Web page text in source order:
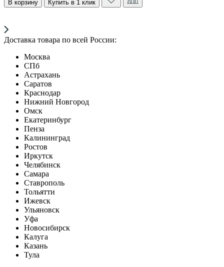
В корзину Купить в 1 клик
Доставка товара по всей России:
Москва
СПб
Астрахань
Саратов
Краснодар
Нижний Новгород
Омск
Екатеринбург
Пенза
Калининград
Ростов
Иркутск
Челябинск
Самара
Ставрополь
Тольятти
Ижевск
Ульяновск
Уфа
Новосибирск
Калуга
Казань
Тула